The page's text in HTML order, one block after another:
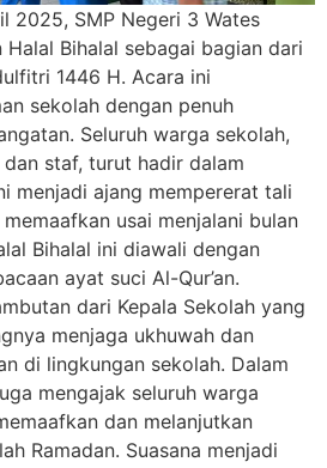
2025, SMP Negeri 3 Wates
Bihalal sebagai bagian dari
1446 H. Acara ini
sekolah dengan penuh
Seluruh warga sekolah,
staf, turut hadir dalam
menjadi ajang mempererat tali
usai menjalani bulan
Bihalal ini diawali dengan
ayat suci Al-Qur’an.
dari Kepala Sekolah yang
menjaga ukhuwah dan
di lingkungan sekolah. Dalam
mengajak seluruh warga
dan melanjutkan
Ramadan. Suasana menjadi